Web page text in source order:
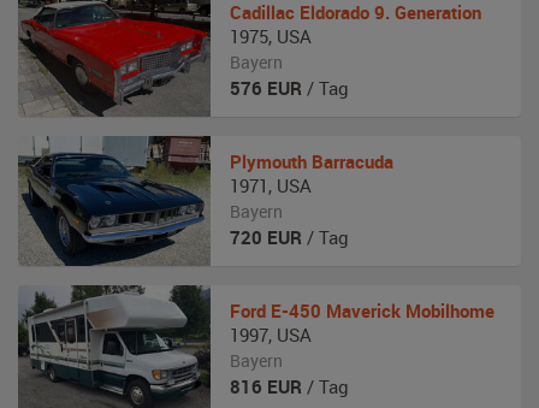
Cadillac Eldorado 9. Generation
1975, USA
Bayern
576 EUR / Tag
Plymouth Barracuda
1971 , USA
Bayern
720 EUR / Tag
Ford E-450 Maverick Mobilhome
1997, USA
Bayern
816 EUR / Tag